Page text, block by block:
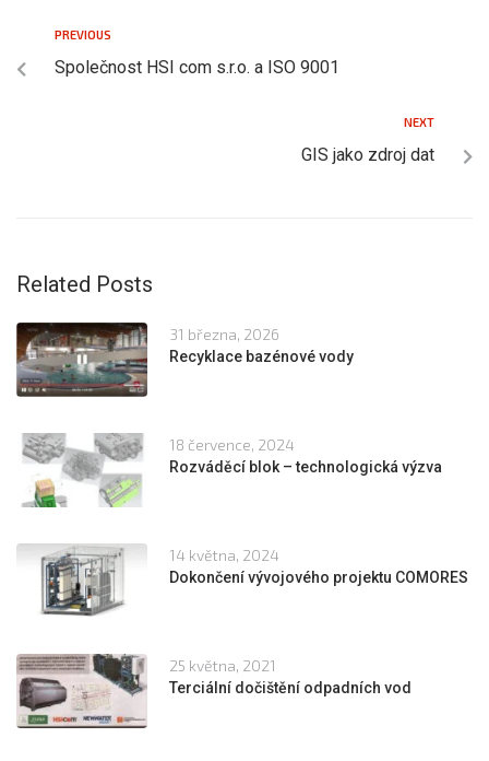
PREVIOUS
Společnost HSI com s.r.o. a ISO 9001
NEXT
GIS jako zdroj dat
Related Posts
31 března, 2026
Recyklace bazénové vody
18 července, 2024
Rozváděcí blok – technologická výzva
14 května, 2024
Dokončení vývojového projektu COMORES
25 května, 2021
Terciální dočištění odpadních vod